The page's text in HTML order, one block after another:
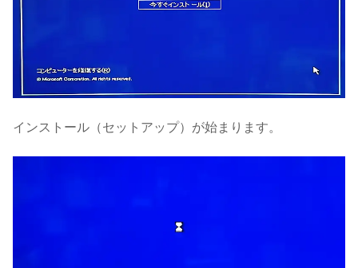
インストール（セットアップ）が始まります。